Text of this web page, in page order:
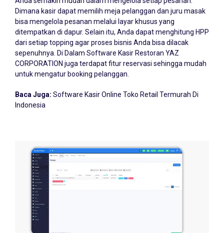
bisa mengelola pesanan melalui layar khusus yang
ditempatkan di dapur. Selain itu, Anda dapat menghitung HPP
dari setiap topping agar proses bisnis Anda bisa dilacak
sepenuhnya. Di Dalam Software Kasir Restoran YAZ
CORPORATION juga terdapat fitur reservasi sehingga mudah
untuk mengatur booking pelanggan.
Indonesia